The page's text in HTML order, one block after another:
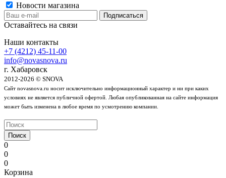
Новости магазина
Оставайтесь на связи
Наши контакты
+7 (4212) 45-11-00
info@novasnova.ru
г. Хабаровск
2012-2026 © SNOVA
Сайт novasnova.ru носит исключительно информационный характер и ни при каких
условиях не является публичной офертой. Любая опубликованная на сайте информация
может быть изменена в любое время по усмотрению компании.
Поиск
0
0
0
Корзина